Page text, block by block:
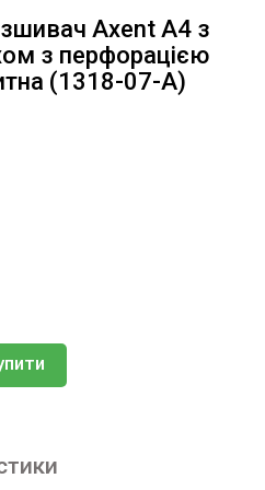
Axent А4 з
з перфорацією
(1318-07-A)